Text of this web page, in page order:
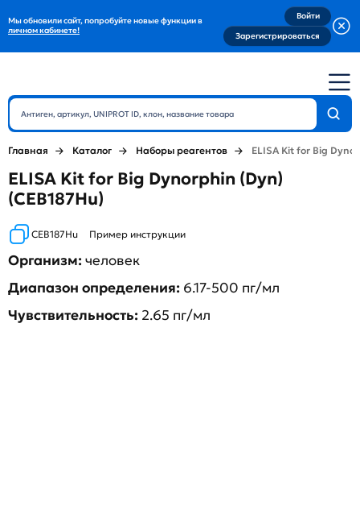
Мы обновили сайт, попробуйте новые функции в
личном кабинете!
Войти
Зарегистрироваться
Главная Каталог Наборы реагентов ELISA Kit for Big
ELISA Kit for Big Dynorphin (Dyn)
(CEB187Hu)
CEB187Hu Пример инструкции
Организм:человек
Диапазон определения: 6.17-500 пг/мл
Чувствительность: 2.65 пг/мл